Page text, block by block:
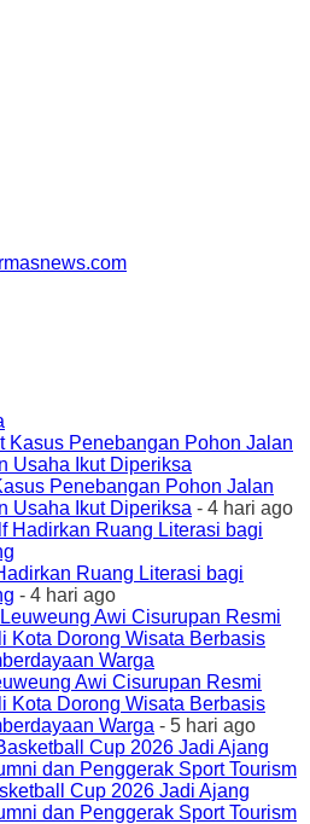
Penebangan Pohon Jalan
Usaha Ikut Diperiksa - 4 hari ago
Ruang Literasi bagi
- 4 hari ago
Awi Cisurupan Resmi
Kota Dorong Wisata Berbasis
Warga - 5 hari ago
Cup 2026 Jadi Ajang
dan Penggerak Sport Tourism